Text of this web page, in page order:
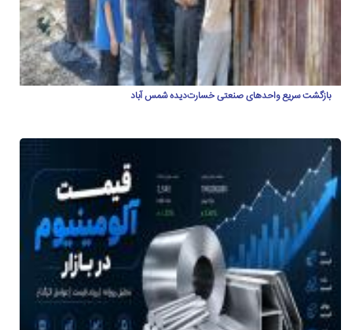
بازگشت سریع واحدهای صنعتی خسارت‌دیده شمس آباد